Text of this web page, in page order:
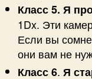
Класс 5. Я
1Dx. Эти
Если вы
они вам не
Класс 6. Я